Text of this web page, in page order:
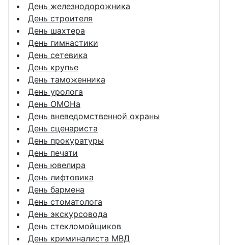
День железнодорожника
День строителя
День шахтера
День гимнастики
День сетевика
День крупье
День таможенника
День уролога
День ОМОНа
День вневедомственной охраны
День сценариста
День прокуратуры
День печати
День ювелира
День лифтовика
День бармена
День стоматолога
День экскурсовода
День стекломойщиков
День криминалиста МВД